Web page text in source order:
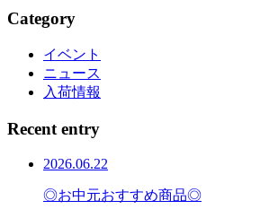
Category
イベント
ニュース
入荷情報
Recent entry
2026.06.22
◎お中元おすすめ商品◎